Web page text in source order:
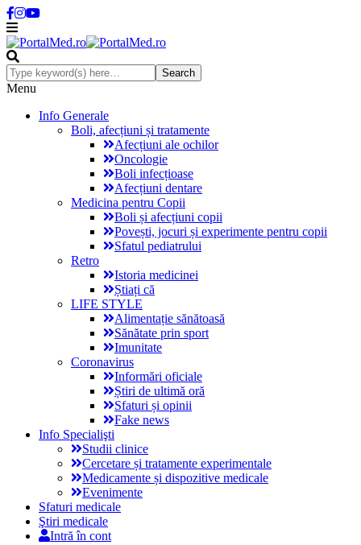
Menu
Info Generale
Boli, afecțiuni și tratamente
Afecțiuni ale ochilor
Oncologie
Boli infecțioase
Afecțiuni dentare
Medicina pentru Copii
Boli și afecțiuni copii
Povești, jocuri și experimente pentru copii
Sfatul pediatrului
Retro
Istoria medicinei
Știați că
LIFE STYLE
Alimentație sănătoasă
Sănătate prin sport
Imunitate
Coronavirus
Informări oficiale
Știri de ultimă oră
Sfaturi și opinii
Fake news
Info Specialişti
Studii clinice
Cercetare și tratamente experimentale
Medicamente și dispozitive medicale
Evenimente
Sfaturi medicale
Ştiri medicale
Intră în cont